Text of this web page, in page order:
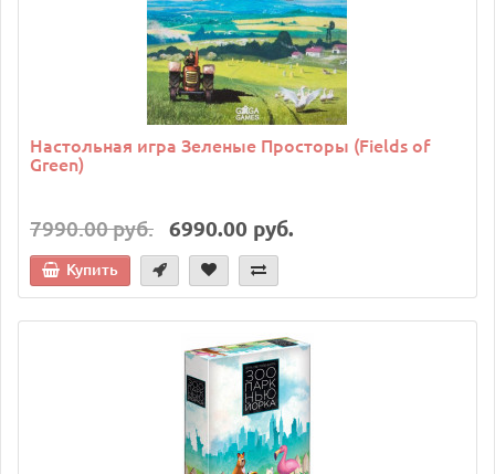
Настольная игра Зеленые Просторы (Fields of
Green)
7990.00 руб. 6990.00 руб.
Купить